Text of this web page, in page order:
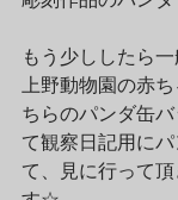
もう少ししたら
上野動物園の赤
ちらのパンダ缶
て観察日記用に
て、見に行って